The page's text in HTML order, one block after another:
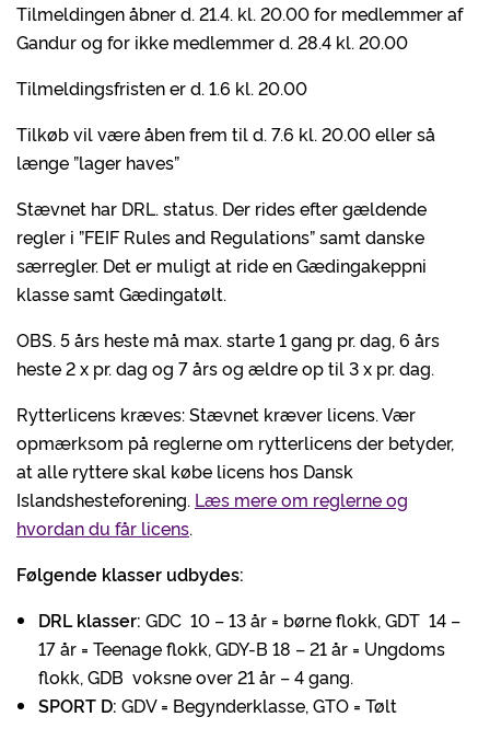
Tilmeldingen åbner d. 21.4. kl. 20.00 for medlemmer af
Gandur og for ikke medlemmer d. 28.4 kl. 20.00
Tilmeldingsfristen er d. 1.6 kl. 20.00
Tilkøb vil være åben frem til d. 7.6 kl. 20.00 eller så
længe ”lager haves”
Stævnet har DRL. status. Der rides efter gældende
regler i ”FEIF Rules and Regulations” samt danske
særregler. Det er muligt at ride en Gædingakeppni
klasse samt Gædingatølt.
OBS. 5 års heste må max. starte 1 gang pr. dag, 6 års
heste 2 x pr. dag og 7 års og ældre op til 3 x pr. dag.
Rytterlicens kræves: Stævnet kræver licens. Vær
opmærksom på reglerne om rytterlicens der betyder,
at alle ryttere skal købe licens hos Dansk
Islandshesteforening. Læs mere om reglerne og
hvordan du får licens.
Følgende klasser udbydes:
DRL klasser: GDC 10 – 13 år = børne flokk, GDT 14 –
17 år = Teenage flokk, GDY-B 18 – 21 år = Ungdoms
flokk, GDB voksne over 21 år – 4 gang.
SPORT D: GDV = Begynderklasse, GTO = Tølt